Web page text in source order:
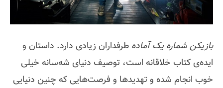
بازیکن شماره یک آماده طرفداران زیادی دارد. داستان و
ایده‌ی کتاب خلاقانه است، توصیف دنیای شه‌سانه خیلی
خوب انجام شده و تهدیدها و فرصت‌هایی که چنین دنیایی